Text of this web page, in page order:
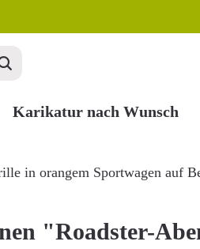
Karikatur nach Wunsch
"Roadster-